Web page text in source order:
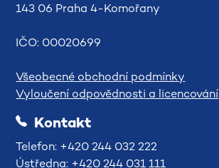
143 06 Praha 4-Komořany
IČO: 00020699
Všeobecné obchodní podmínky
Vyloučení odpovědnosti a licencování
Kontakt
Telefon: +420 244 032 222
Ústředna: +420 244 031 111